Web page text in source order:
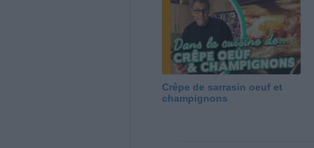
Crêpe de sarrasin oeuf et
champignons